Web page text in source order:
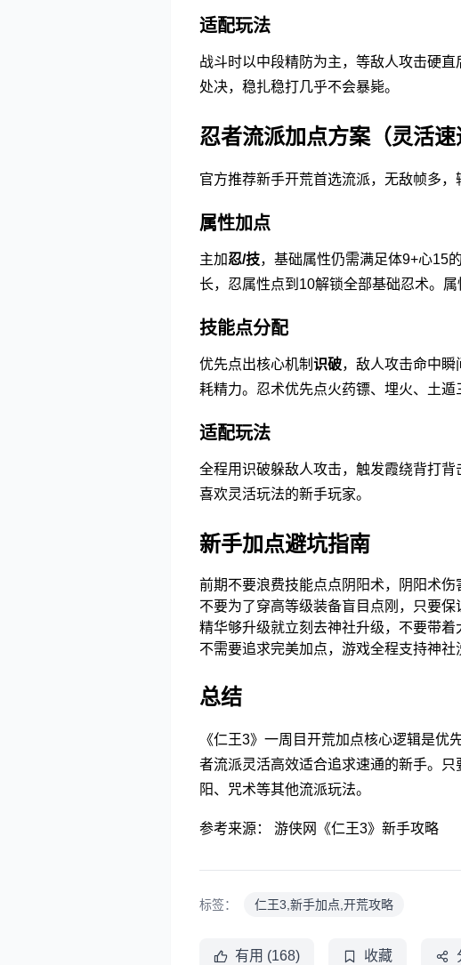
适配玩法
战斗时以中段精防为主，等敌人攻击硬
处决，稳扎稳打几乎不会暴毙。
忍者流派加点方案（灵活速
官方推荐新手开荒首选流派，无敌帧多，
属性加点
主加忍/技，基础属性仍需满足体9+心15
长，忍属性点到10解锁全部基础忍术。
技能点分配
优先点出核心机制 识破，敌人攻击命中
耗精力。忍术优先点火药镖、埋火、土
适配玩法
全程用识破躲敌人攻击，触发霞绕背打
喜欢灵活玩法的新手玩家。
新手加点避坑指南
前期不要浪费技能点点阴阳术，阴阳术
不要为了穿高等级装备盲目点刚，只要
精华够升级就立刻去神社升级，不要带着
不需要追求完美加点，游戏全程支持神社
总结
《仁王3》一周目开荒加点核心逻辑是
者流派灵活高效适合追求速通的新手。
阳、咒术等其他流派玩法。
参考来源： 游侠网《仁王3》新手攻略
标签： 仁王3,新手加点,开荒攻略
有用 (168) 收藏